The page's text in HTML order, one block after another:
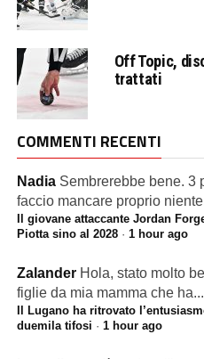
Off Topic,
trattati
COMMENTI RECENTI
Nadia Sembrerebbe bene. 3
faccio mancare proprio
Il giovane attaccante Jordan
Piotta sino al 2028· 1 hour ago
Zalander Hola, stato molto
figlie da mia mamma che ha...
Il Lugano ha ritrovato
duemila tifosi · 1 hour ago